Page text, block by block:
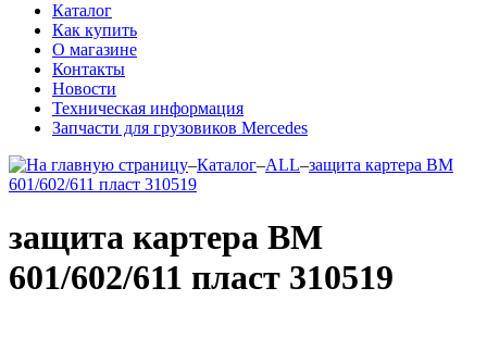
Каталог
Как купить
О магазине
Контакты
Новости
Техническая информация
Запчасти для грузовиков Mercedes
–Каталог–ALL–защита картера ВМ
601/602/611 пласт 310519
защита картера ВМ
601/602/611 пласт 310519